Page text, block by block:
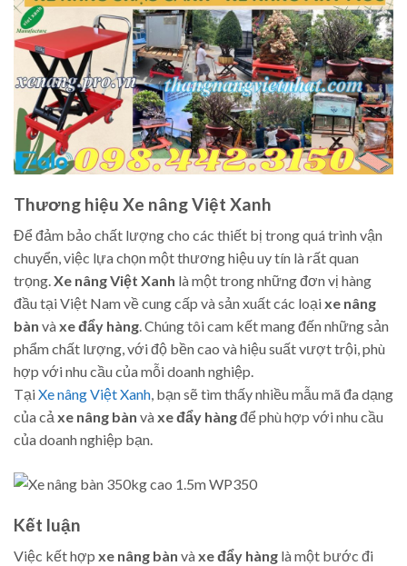
Thương hiệu Xe nâng Việt Xanh
Để đảm bảo chất lượng cho các thiết bị trong quá trình vận
chuyển, việc lựa chọn một thương hiệu uy tín là rất quan
trọng.Xe nâng Việt Xanh là một trong những đơn vị hàng
đầu tại Việt Nam về cung cấp và sản xuất các loạixe nâng
bàn vàxe đẩy hàng. Chúng tôi cam kết mang đến những sản
phẩm chất lượng, với độ bền cao và hiệu suất vượt trội, phù
hợp với nhu cầu của mỗi doanh nghiệp.
TạiXe nâng Việt Xanh, bạn sẽ tìm thấy nhiều mẫu mã đa dạng
của cả xe nâng bàn vàxe đẩy hàngđể phù hợp với nhu cầu
của doanh nghiệp bạn.
Kết luận
Việc kết hợp xe nâng bàn vàxe đẩy hàng là một bước đi